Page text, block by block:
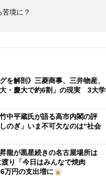
境に？
を解剖》三菱商事、三井物産、
・慶大で約6割」の現実 3大学
中平蔵氏が語る高市内閣の評
のぎ」いま不可欠なのは“社会
龍が黒星続きの名古屋場所は
り「今日はみんなで焼肉
万円の支出増に